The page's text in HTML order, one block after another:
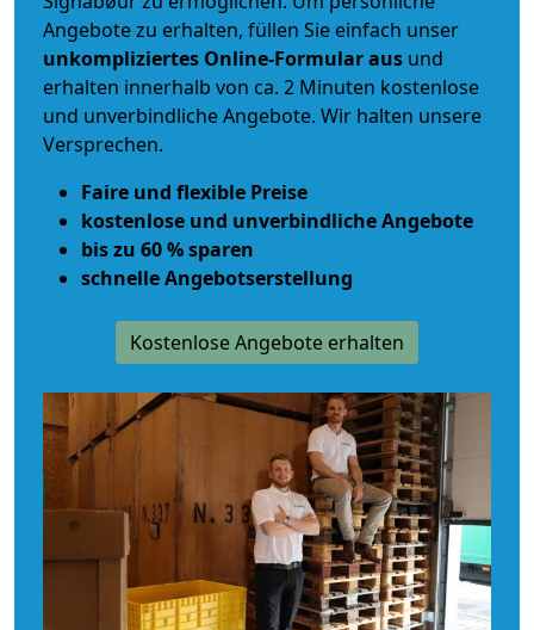
Angebote zu erhalten, füllen Sie einfach unser
unkompliziertes Online-Formular aus und
erhalten innerhalb von ca. 2 Minuten kostenlose
und unverbindliche Angebote. Wir halten unsere
Versprechen.
Faire und flexible Preise
kostenlose und unverbindliche Angebote
bis zu 60 % sparen
schnelle Angebotserstellung
Kostenlose Angebote erhalten